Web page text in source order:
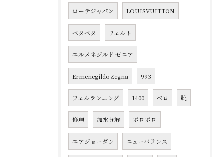
ローテジャパン LOUISVUITTON
ベタベタ フェルト
エルメネジルド ゼニア
Ermenegildo Zegna 993
フェルランニング 1400 ベロ 靴
修理 加水分解 ボロボロ
エアジョーダン ニューバランス